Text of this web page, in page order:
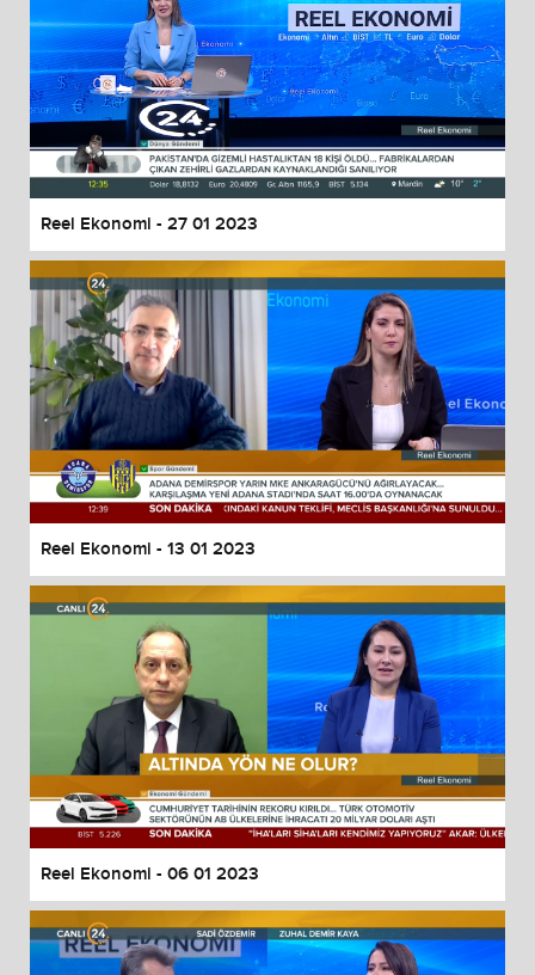
Reel Ekonomi - 27 01 2023
Reel Ekonomi - 13 01 2023
Reel Ekonomi - 06 01 2023